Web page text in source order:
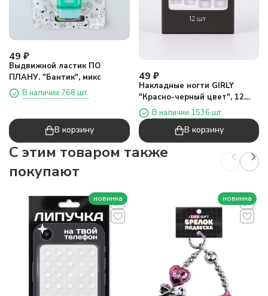
49 ₽
Выдвижной ластик ПО
ПЛАНУ. "Бантик", микс
В наличии 768 шт.
В корзину
49 ₽
Накладные ногти GIRLY
"Красно-черный цвет", 12
шт., складными клеевыми
пластинами
В наличии 1536 шт.
В корзину
C этим товаром также
покупают
новинка новинка